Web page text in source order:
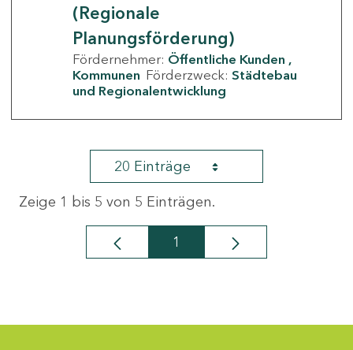
(Regionale
Planungsförderung)
Fördernehmer: Öffentliche Kunden
Kommunen Förderzweck: Städtebau
und Regionalentwicklung
20 Einträge
Zeige 1 bis 5 von 5 Einträgen.
Seite
1